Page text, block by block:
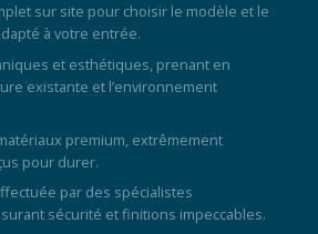
sur site pour choisir le modèle et le
à votre entrée.
et esthétiques, prenant en
existante et l’environnement
premium, extrêmement
pour durer.
par des spécialistes
sécurité et finitions impeccables.